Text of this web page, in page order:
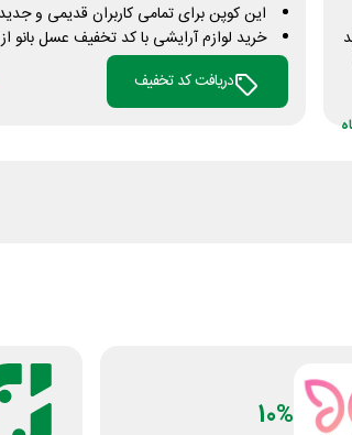
این کوپن برای تمامی کاربران قدیمی و
خرید لوازم آرایشی با کد تخفیف عسل بانو
دریافت کد تخفیف
10%